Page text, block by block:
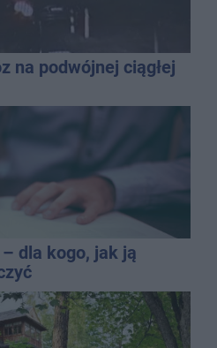
na podwójnej ciągłej
dla kogo, jak ją